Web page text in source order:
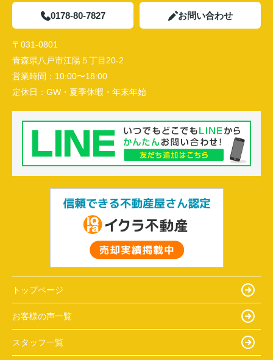
0178-80-7827 お問い合わせ
〒031-0801
青森県八戸市江陽５丁目20-2
営業時間： 10:00〜18:00
定休日： GW・夏季休暇・年末年始
トップページ
お客様の声一覧
スタッフ一覧